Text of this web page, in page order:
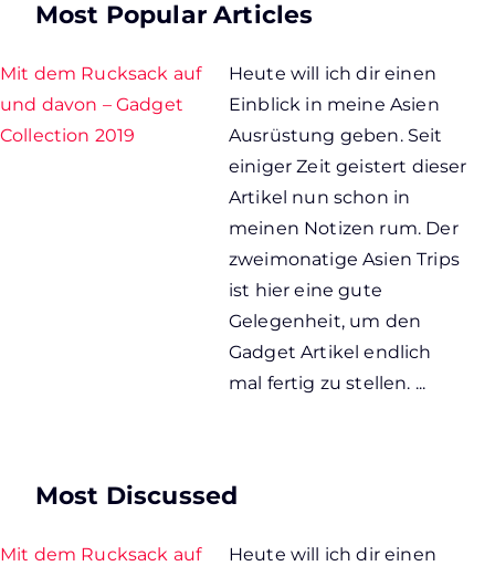
Most Popular Articles
Mit dem Rucksack auf
und davon – Gadget
Collection 2019
Heute will ich dir einen
Einblick in meine Asien
Ausrüstung geben. Seit
einiger Zeit geistert dieser
Artikel nun schon in
meinen Notizen rum. Der
zweimonatige Asien Trips
ist hier eine gute
Gelegenheit, um den
Gadget Artikel endlich
mal fertig zu stellen. ...
Most Discussed
Mit dem Rucksack auf
Heute will ich dir einen